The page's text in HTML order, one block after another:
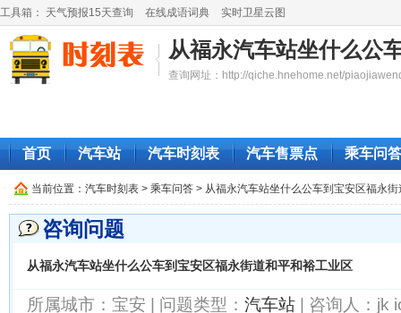
工具箱： 天气预报15天查询 在线成语词典 实时卫星云图
从福永汽车站坐什么公
查询网址：http://qiche.hnehome.net/
首页 汽车站 汽车时刻表 汽车售票点 乘车问答
当前位置： 汽车时刻表 > 乘车问答 > 从福永汽车站坐什么公车到宝安区福永
咨询问题
从福永汽车站坐什么公车到宝安区福永街道和平和裕工业区
所属城市：宝安 | 问题类型： 汽车站 | 咨询人：jk